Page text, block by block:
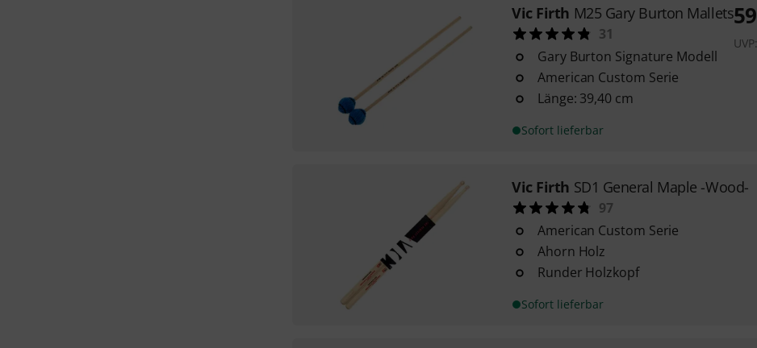
Vic Firth M25 Gary Burton Mallets
31
Gary Burton Signature Modell
American Custom Serie
Länge: 39,40 cm
Sofort lieferbar
59
UVP:
Vic Firth SD1 General Maple -Wood-
97
American Custom Serie
Ahorn Holz
Runder Holzkopf
Sofort lieferbar